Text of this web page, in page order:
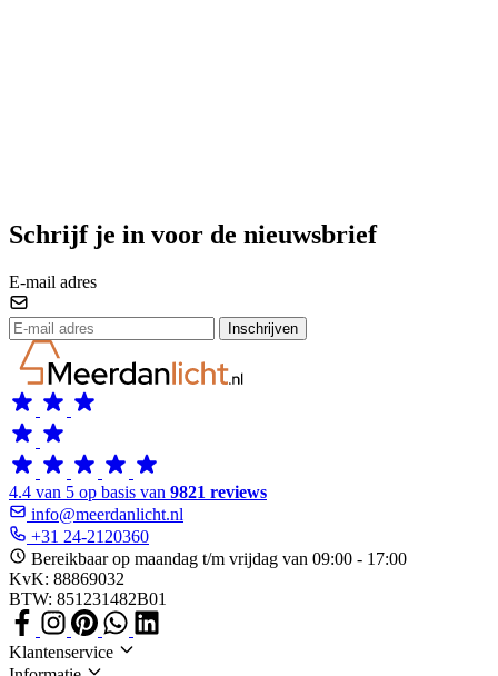
Schrijf je in voor de nieuwsbrief
E-mail adres
Inschrijven
4.4 van 5 op basis van 9821 reviews
info@meerdanlicht.nl
+31 24-2120360
Bereikbaar op maandag t/m vrijdag van 09:00 - 17:00
KvK: 88869032
BTW: 851231482B01
Klantenservice